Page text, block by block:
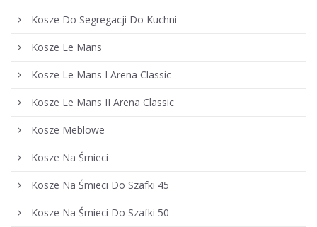
Kosze Do Segregacji Do Kuchni
Kosze Le Mans
Kosze Le Mans I Arena Classic
Kosze Le Mans II Arena Classic
Kosze Meblowe
Kosze Na Śmieci
Kosze Na Śmieci Do Szafki 45
Kosze Na Śmieci Do Szafki 50